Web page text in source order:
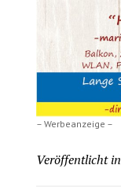
– Werbeanzeige –
Veröffentlicht in